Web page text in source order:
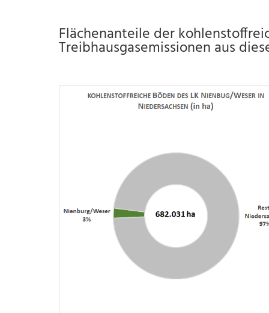
Flächenanteile der
Treibhausgasemissionen aus